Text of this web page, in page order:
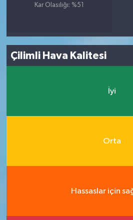
Kar Olasılığı: %51
Çilimli Hava Kalitesi
İyi
Orta
Hassaslar için